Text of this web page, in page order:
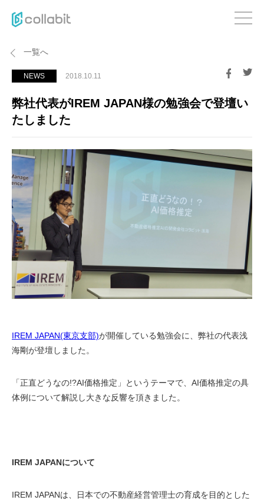
一覧へ
NEWS 2018.10.11
弊社代表がIREM JAPAN様の勉強会で登壇い
たしました
IREM JAPAN(東京支部)が開催している勉強会に、弊社の代表浅
海剛が登壇しました。
「正直どうなの!?AI価格推定」というテーマで、AI価格推定の具
体例について解説し大きな反響を頂きました。
IREM JAPANについて
IREM JAPANは、日本での不動産経営管理士の育成を目的とした